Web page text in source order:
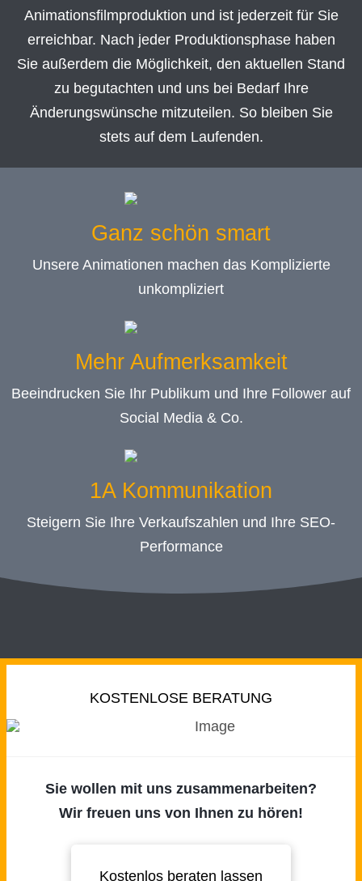
Animationsfilmproduktion und ist jederzeit für Sie
erreichbar. Nach jeder Produktionsphase haben
Sie außerdem die Möglichkeit, den aktuellen Stand
zu begutachten und uns bei Bedarf Ihre
Änderungswünsche mitzuteilen. So bleiben Sie
stets auf dem Laufenden.
Ganz schön smart
Unsere Animationen machen das Komplizierte
unkompliziert
Mehr Aufmerksamkeit
Beeindrucken Sie Ihr Publikum und Ihre Follower auf
Social Media & Co.
1A Kommunikation
Steigern Sie Ihre Verkaufszahlen und Ihre SEO-
Performance
KOSTENLOSE BERATUNG
Sie wollen mit uns zusammenarbeiten?
Wir freuen uns von Ihnen zu hören!
Kostenlos beraten lassen